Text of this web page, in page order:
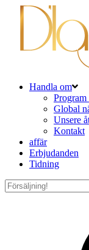
Handla om
Global
Unsere
Kontakt
affär
Erbjudanden
Tidning
Tack
för